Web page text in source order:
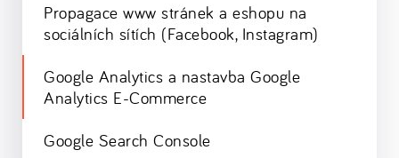
Propagace www stránek a eshopu na
sociálních sítích (Facebook, Instagram)
Google Analytics a nastavba Google
Analytics E-Commerce
Google Search Console